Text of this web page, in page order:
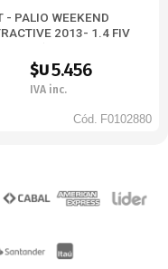
- PALIO WEEKEND
2013- 1.4 FIV
$U5.456
IVA inc.
Cód. F0102880